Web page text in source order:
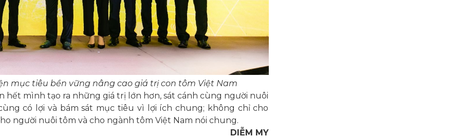
mục tiêu bền vững nâng cao giá trị con tôm Việt Nam
hết mình tạo ra những giá trị lớn hơn, sát cánh cùng người nuôi
có lợi và bám sát mục tiêu vì lợi ích chung; không chỉ cho
người nuôi tôm và cho ngành tôm Việt Nam nói chung.
DIỄM MY